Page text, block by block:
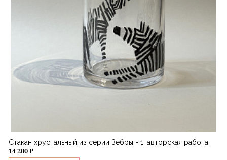
Стакан хрустальный из серии Зебры - 1, авторская работа
14 200 ₽